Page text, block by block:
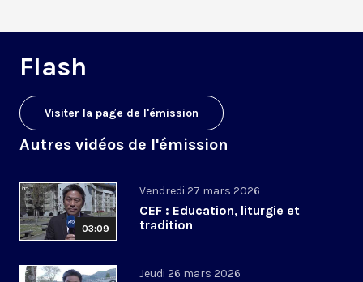
Flash
Visiter la page de l'émission
Autres vidéos de l'émission
03:09
Vendredi 27 mars 2026
CEF : Education, liturgie et
tradition
Jeudi 26 mars 2026